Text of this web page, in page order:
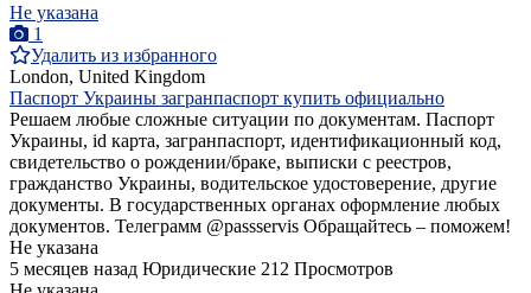
Не указана
1
Удалить из избранного
London, United Kingdom
Паспорт Украины загранпаспорт купить официально
Решаем любые сложные ситуации по документам. Паспорт
Украины, id карта, загранпаспорт, идентификационный код,
свидетельство о рождении/браке, выписки с реестров,
гражданство Украины, водительское удостоверение, другие
документы. В государственных органах оформление любых
документов. Телеграмм @passservis Обращайтесь – поможем!
Не указана
5 месяцев назад Юридические 212 Просмотров